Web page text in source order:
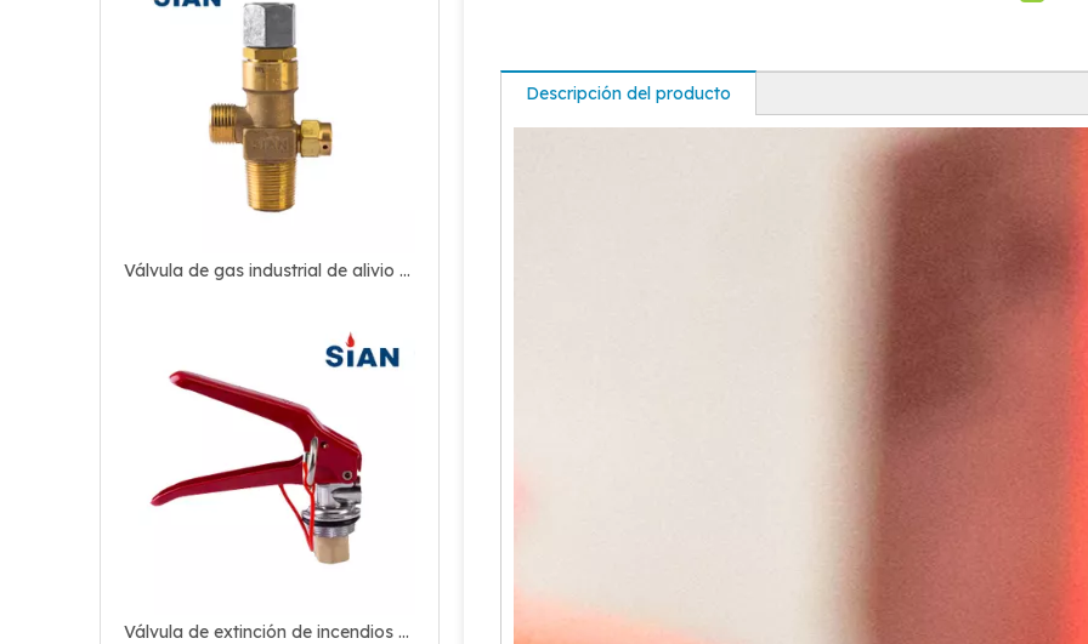
Válvula de gas industrial de alivio de presión tipo conexión axial
Válvula de extinción de incendios de seguridad contra incendios de aleación de cobre
Descripción del producto